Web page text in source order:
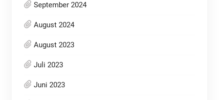
September 2024
August 2024
August 2023
Juli 2023
Juni 2023